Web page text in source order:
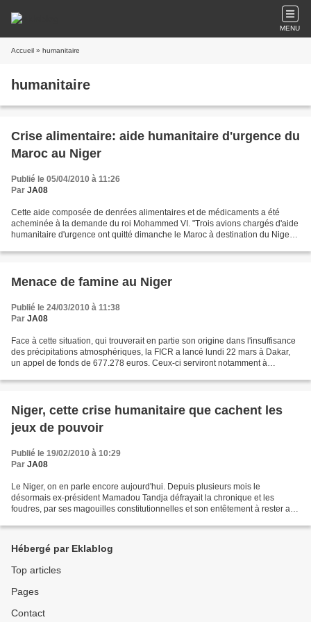
MENU
Accueil » humanitaire
humanitaire
Crise alimentaire: aide humanitaire d'urgence du
Maroc au Niger
Publié le 05/04/2010 à 11:26
Par JA08
Cette aide composée de denrées alimentaires et de médicaments a été
acheminée à la demande du roi Mohammed VI. "Trois avions chargés d'aide
humanitaire d'urgence ont quitté dimanche le Maroc à destination du Niger",
Menace de famine au Niger
Publié le 24/03/2010 à 11:38
Par JA08
Face à cette situation, qui trouverait en partie son origine dans l'insuffisance
des précipitations atmosphériques, la FICR a lancé lundi 22 mars à Dakar,
un appel de fonds de 677.278 euros. Ceux-ci serviront notamment à
Niger, cette crise humanitaire que cachent les
jeux de pouvoir
Publié le 19/02/2010 à 10:29
Par JA08
Le Niger, on en parle encore aujourd'hui. Depuis plusieurs mois le
désormais ex-président Mamadou Tandja défrayait la chronique et les
foudres, par ses magouilles constitutionnelles et son entêtement à rester au
Hébergé par Eklablog
Top articles
Pages
Contact